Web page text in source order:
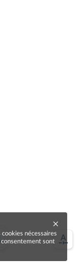
nécessaires
sont